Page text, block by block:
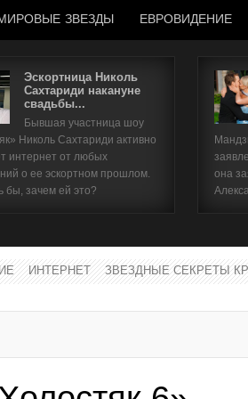
ЗВЕЗДЫ ЕВРОВИДЕНИЕ
Эскортница Николь
Сахтариди накануне
свадьбы...
Бывшая участница шоу
Николь Сахтариди активно
интернет от любых
о ее эскортном прошлом.
бы, зачем ей это?
она
ИНТЕРНЕТ ЗВЕЗДНЫЕ СЕКРЕТЫ
Имя пользователя
Забыли